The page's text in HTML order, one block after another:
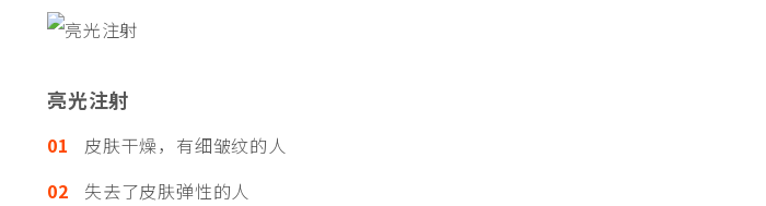
亮光注射
01 皮肤干燥，有细皱纹的人
02 失去了皮肤弹性的人